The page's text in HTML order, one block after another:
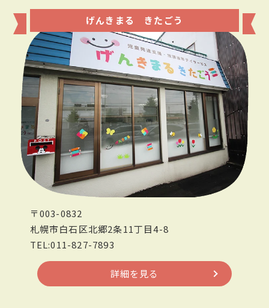
げんきまる きたごう
〒003-0832
札幌市白石区北郷2条11丁目4-8
TEL:011-827-7893
詳細を見る